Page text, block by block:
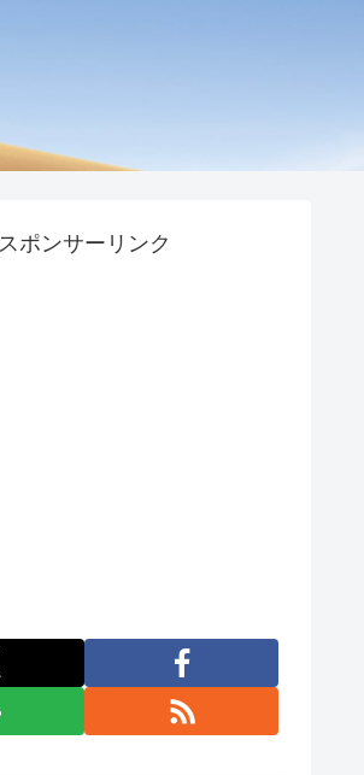
スポンサーリンク